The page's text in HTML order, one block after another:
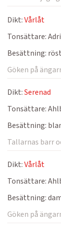
Dikt:Vårlåt
Tonsättare:
Besättning: röst
Göken på
Dikt:Serenad
Tonsättare:
Besättning:
Tallarnas barr
Dikt:Vårlåt
Tonsättare:
Besättning:
Göken på